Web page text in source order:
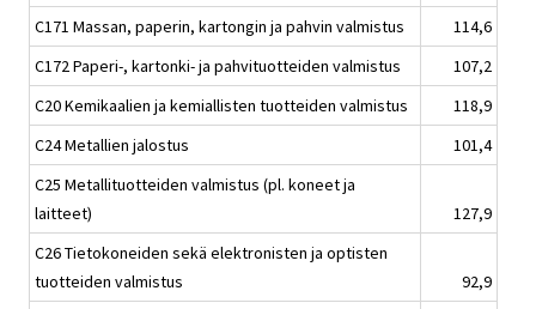
C171 Massan, paperin, kartongin ja pahvin valmistus
114,6
C172 Paperi-, kartonki- ja pahvituotteiden valmistus
107,2
C20 Kemikaalien ja kemiallisten tuotteiden valmistus
118,9
C24 Metallien jalostus
101,4
C25 Metallituotteiden valmistus (pl. koneet ja
laitteet)
127,9
C26 Tietokoneiden sekä elektronisten ja optisten
tuotteiden valmistus
92,9